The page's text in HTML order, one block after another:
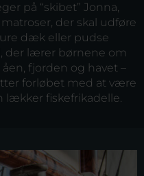
på “skibet” Jonna,
der skal udføre
dæk eller pudse
der lærer børnene om
fjorden og havet –
forløbet med at være
lækker fiskefrikadelle.